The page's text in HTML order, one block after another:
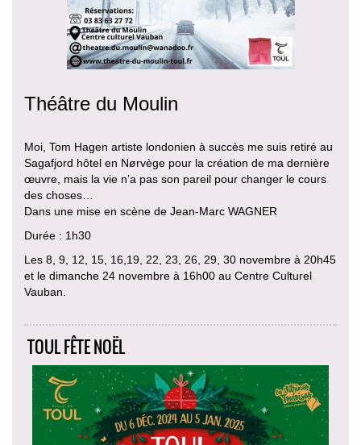
Théâtre du Moulin
Moi, Tom Hagen artiste londonien à succès me suis retiré au
Sagafjord hôtel en Nørvège pour la création de ma dernière
œuvre, mais la vie n’a pas son pareil pour changer le cours
des choses…
Dans une mise en scène de Jean-Marc WAGNER
Durée : 1h30
Les 8, 9, 12, 15, 16,19, 22, 23, 26, 29, 30 novembre à 20h45
et le dimanche 24 novembre à 16h00 au Centre Culturel
Vauban.
TOUL FÊTE NOËL